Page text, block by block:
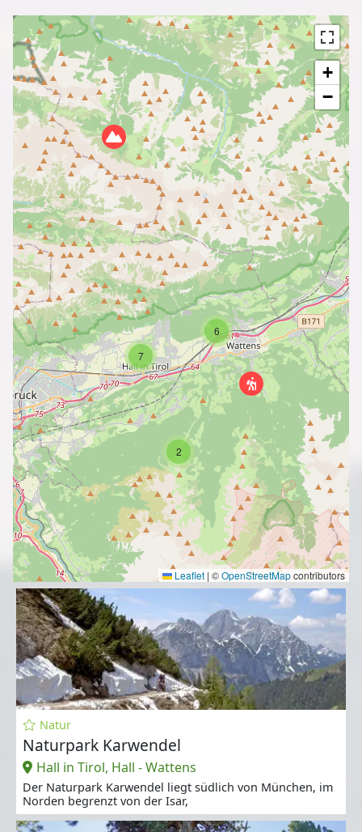
2
7
6
+
−
Leaflet | ©OpenStreetMapcontributors
Natur
Naturpark Karwendel
Hall in Tirol, Hall - Wattens
Der Naturpark Karwendel liegt südlich von München, im
Norden begrenzt von der Isar,